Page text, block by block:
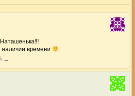
Наташенька!!!
времени
→